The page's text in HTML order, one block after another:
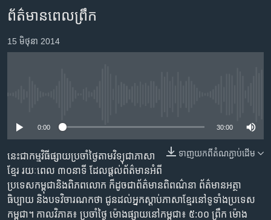
ទំព័រ​
ព័ត៌មាន​​
តែ​
ម្តង
រចនា
សម្ព័ន្ធ​
រំលង​
និង​
ចូល​
ទៅ​
ហេឡូវីអូអេ
កម្ពុជាច្នៃប្រតិដ្ឋ
កម្មវិធីទាំងអស់
Khmer English
បណ្តាញ​សង្គម
ព័ត៌មានពេលព្រឹក
15 មិថុនា 2014
0:00 30:00
ទាញ​យក​ពី​តំណភ្ជាប់​ដើម
នេះជា​កម្ម​វិធីផ្សាយ​ប្រចាំថ្ងៃ​តាម​វិទ្យុ​ជា​ភាសា​
ខ្មែរ​ រយៈ​ពេល​ ៣០​​នាទី ដែល​ផ្តល់​ព័ត៌មាន​អំពី​
ប្រទេស​កម្ពុជា​និង​ពិភព​លោក​ ក៏ដូច​​ជា​ព័ត៌មាន​ពិពណ៌នា​ ព័ត៌មាន​អត្ថា​
ធិប្បាយ​ និង​បទ​​វិចារណកថា​ ជូន​ដល់​អ្នក​ស្តាប់​ភាសា​ខ្មែរ​នៅ​ទូទាំង​ប្រទេស​
កម្ពុជា។ កាល​វិភាគ៖ ប្រចាំ​ថ្ងៃ ម៉ោង​ផ្សាយ​នៅ​កម្ពុជា៖ ៥:០០ ព្រឹក ម៉ោង​